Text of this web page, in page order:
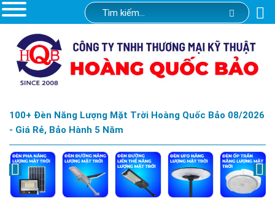
100+ Đèn Năng Lượng Mặt Trời Hoàng Quốc Bảo 08/2026
- Giá Rẻ, Bảo Hành 5 Năm